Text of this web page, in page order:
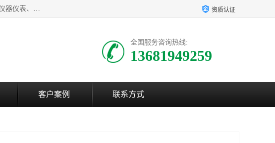
上海拜肯机械设备有限公司成立于2008年，注册地位于上海市浦东新区。经营范围包括机械设备及配件、电器设备、仪器仪表、化工原料及产品、软件及辅助设备，机械设备及配件的制造、加工等；主要产品有：气力输送，小袋倒袋站，吨袋倒袋站，倒桶机，集装箱卸料系统，Z型斗式输送机，螺旋输送机，管链输送机，真空上料机，流化器，配混料系统，软管等。 资质认证
全国服务咨询热线:
13681949259
客户案例 联系方式